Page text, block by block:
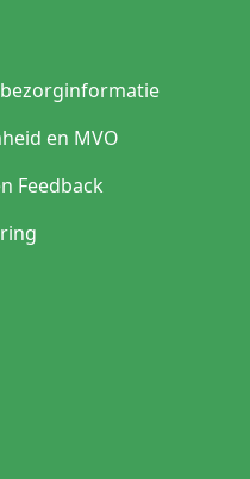
bezorginformatie
en MVO
Feedback